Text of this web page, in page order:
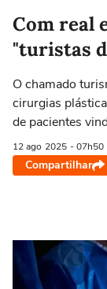
Com real
"turistas
O chamado
cirurgias
de pacientes
12 ago 2025 - 07h50
Compartilhar